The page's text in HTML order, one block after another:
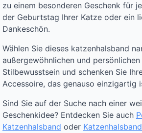
zu einem besonderen Geschenk für
der Geburtstag Ihrer Katze oder ein
Dankeschön.
Wählen Sie dieses katzenhalsband
außergewöhnlichen und
Stilbewusstsein und schenken Sie
Accessoire, das genauso einzigartig
Sind Sie auf der Suche nach einer
Geschenkidee? Entdecken Sie auch
Katzenhalsband oder